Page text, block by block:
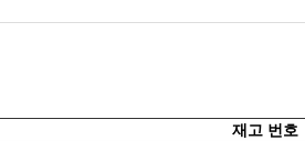
재고 번호